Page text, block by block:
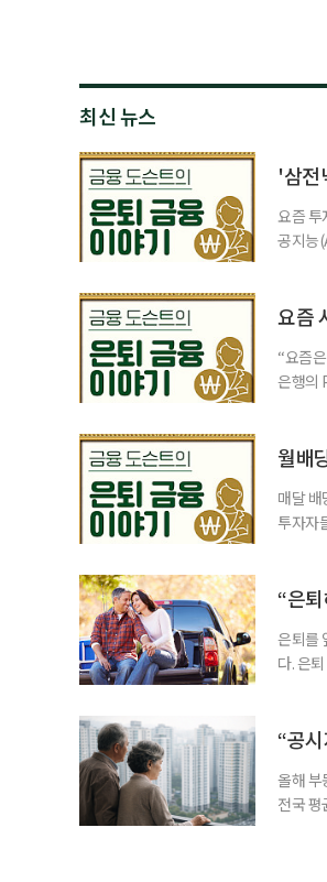
최신 뉴스
'삼전
요즘 투
공지능
투자자
요즘
“요즘
은행의
브에서
월배
매달
투자자
에서도
“은
은퇴를
다. 은
고 있다
“공
올해 부
전국